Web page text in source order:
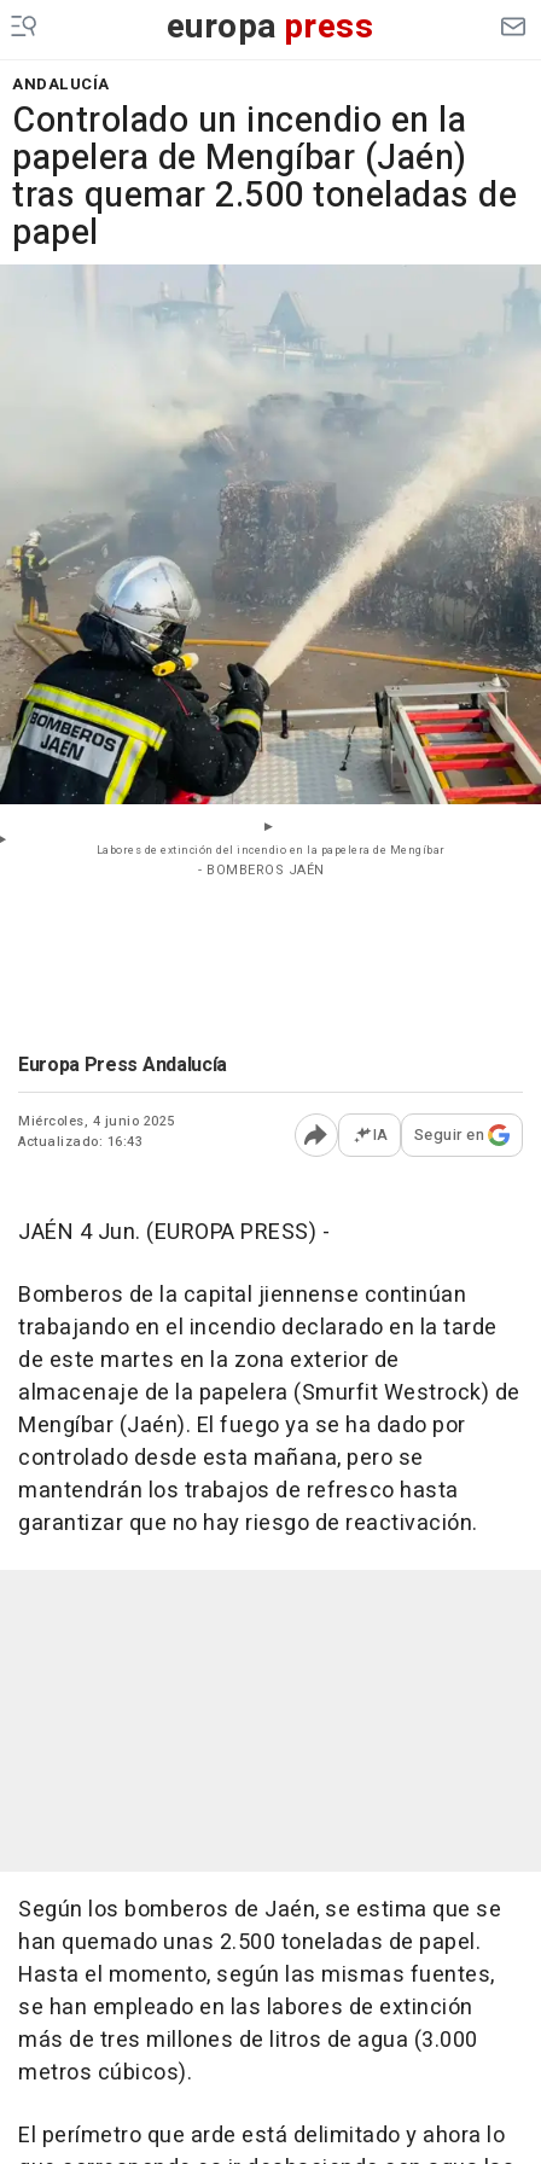
europa press
ANDALUCÍA
Controlado un incendio en la
papelera de Mengíbar (Jaén)
tras quemar 2.500 toneladas de
papel
Labores de extinción del incendio en la papelera de Mengíbar
- BOMBEROS JAÉN
Europa Press Andalucía
Miércoles, 4 junio 2025
Actualizado: 16:43
Abrir opciones para
IA Seguir en
JAÉN 4 Jun. (EUROPA PRESS) -
Bomberos de la capital jiennense continúan
trabajando en el incendio declarado en la tarde
de este martes en la zona exterior de
almacenaje de la papelera (Smurfit Westrock) de
Mengíbar (Jaén). El fuego ya se ha dado por
controlado desde esta mañana, pero se
mantendrán los trabajos de refresco hasta
garantizar que no hay riesgo de reactivación.
Según los bomberos de Jaén, se estima que se
han quemado unas 2.500 toneladas de papel.
Hasta el momento, según las mismas fuentes,
se han empleado en las labores de extinción
más de tres millones de litros de agua (3.000
metros cúbicos).
El perímetro que arde está delimitado y ahora lo